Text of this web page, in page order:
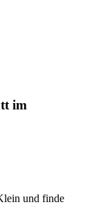
im
und finde